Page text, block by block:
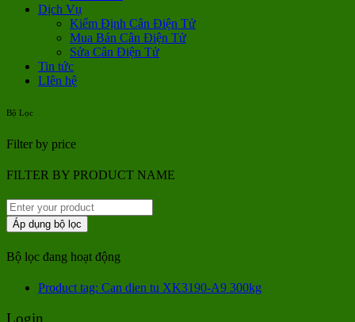
Dịch Vụ
Kiểm Định Cân Điện Tử
Mua Bán Cân Điện Tử
Sửa Cân Điện Tử
Tin tức
LIên hệ
Bộ Lọc
Filter by price
FILTER BY PRODUCT NAME
Áp dụng bộ lọc
Bộ lọc đang hoạt động
Product tag: Can dien tu XK3190-A9 300kg
Login